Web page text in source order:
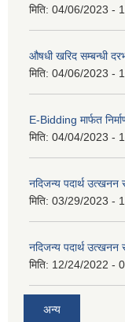
मिति: 04/06/2023 -
औषधी खरिद सम्बन्धी
मिति: 04/06/2023 -
E-Bidding मार्फत
मिति: 04/04/2023 -
नदिजन्य पदार्थ
मिति: 03/29/2023 -
नदिजन्य पदार्थ उत्खनन
मिति: 12/24/2022 -
अन्य